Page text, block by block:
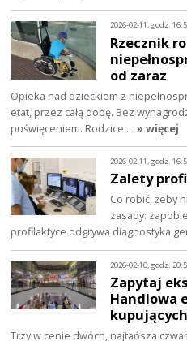
2026-02-11, godz.
Rzecznik
od zaraz
Opieka nad dzieckiem z
etat, przez całą dobę. Bez
poświęceniem. Rodzice… » więcej
2026-02-11, godz.
Zalety
Co robić, żeby
zasady:
profilaktyce odgrywa diagnostyka
2026-02-10, godz.
Zapytaj
Handlowa
kupujących
Trzy w cenie dwóch, najtańsza